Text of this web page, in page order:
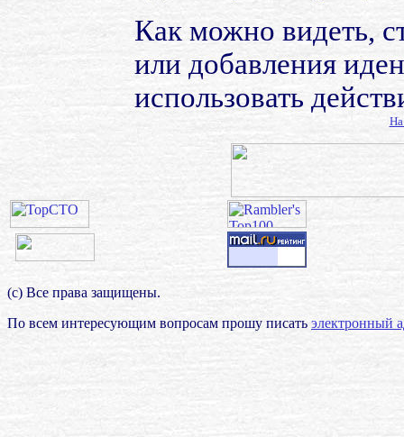
Как можно видеть,
или добавления
использовать
(с) Все права защищены.
По всем интересующим вопросам прошу писать электронный